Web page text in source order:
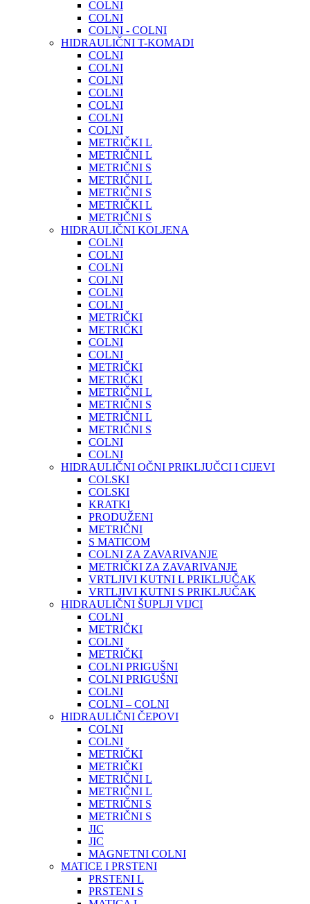
COLNI
COLNI
COLNI - COLNI
HIDRAULIČNI T-KOMADI
COLNI
COLNI
COLNI
COLNI
COLNI
COLNI
COLNI
METRIČKI L
METRIČNI L
METRIČNI S
METRIČNI L
METRIČNI S
METRIČKI L
METRIČNI S
HIDRAULIČNI KOLJENA
COLNI
COLNI
COLNI
COLNI
COLNI
COLNI
METRIČKI
METRIČKI
COLNI
COLNI
METRIČKI
METRIČKI
METRIČNI L
METRIČNI S
METRIČNI L
METRIČNI S
COLNI
COLNI
HIDRAULIČNI OČNI PRIKLJUČCI I CIJEVI
COLSKI
COLSKI
KRATKI
PRODUŽENI
METRIČNI
S MATICOM
COLNI ZA ZAVARIVANJE
METRIČKI ZA ZAVARIVANJE
VRTLJIVI KUTNI L PRIKLJUČAK
VRTLJIVI KUTNI S PRIKLJUČAK
HIDRAULIČNI ŠUPLJI VIJCI
COLNI
METRIČKI
COLNI
METRIČKI
COLNI PRIGUŠNI
COLNI PRIGUŠNI
COLNI
COLNI – COLNI
HIDRAULIČNI ČEPOVI
COLNI
COLNI
METRIČKI
METRIČKI
METRIČNI L
METRIČNI L
METRIČNI S
METRIČNI S
JIC
JIC
MAGNETNI COLNI
MATICE I PRSTENI
PRSTENI L
PRSTENI S